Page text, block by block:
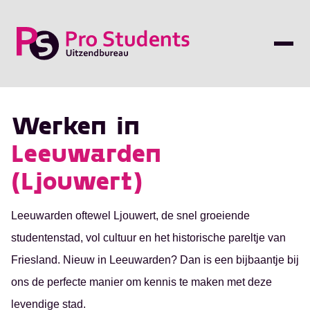
Werken in
Leeuwarden
(Ljouwert)
Leeuwarden oftewel Ljouwert, de snel groeiende
studentenstad, vol cultuur en het historische pareltje van
Friesland. Nieuw in Leeuwarden? Dan is een bijbaantje bij
ons de perfecte manier om kennis te maken met deze
levendige stad.